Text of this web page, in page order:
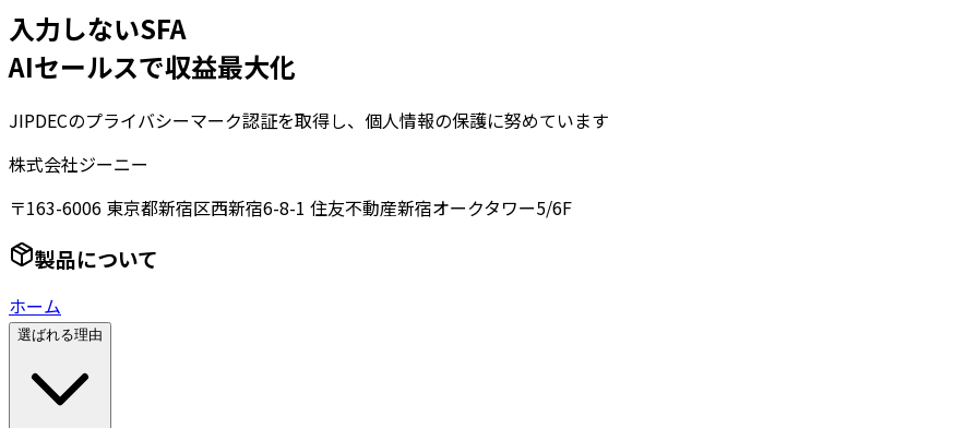
入力しないSFA
AIセールスで収益最大化
JIPDECのプライバシーマーク認証を取得し、個人情報の保護に努めています
株式会社ジーニー
〒163-6006 東京都新宿区西新宿6-8-1 住友不動産新宿オークタワー5/6F
製品について
ホーム
選ばれる理由